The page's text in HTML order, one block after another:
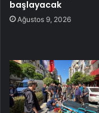
başlayacak
Ağustos 9, 2026